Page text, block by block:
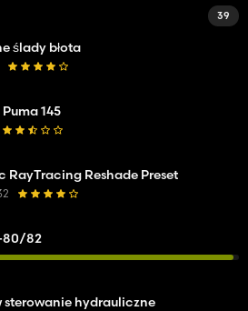
39
ślady błota
145
RayTracing Reshade Preset
80/82
sterowanie hydrauliczne